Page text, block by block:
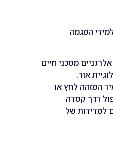
המגמה
מסכני חיים
אור.
המזהה לחץ או
דרך קסדה
למדידות של